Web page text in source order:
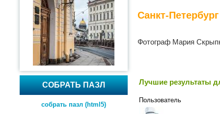
СОБРАТЬ ПАЗЛ
собрать пазл (html5)
Санкт-Петербург
Фотограф Мария
Лучшие результаты
Пользователь